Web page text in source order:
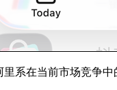
系在当前市场竞争中